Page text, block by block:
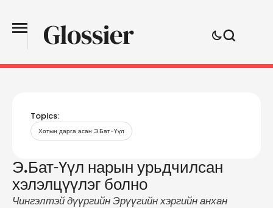
Topics:
Хотын дарга асан Э.Бат-Үүл
Э.Бат-Үүл нарын урьдчилсан
хэлэлцүүлэг болно
Чингэлтэй дүүргийн Эрүүгийн хэргийн анхан